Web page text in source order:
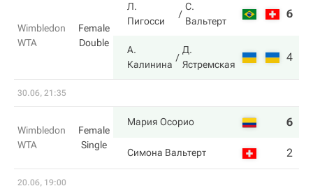
Wimbledon
WTA
Female
Double
Л.
Пигосси
С.
Вальтерт
6
А.
Калинина
Д.
Ястремская
4
30.06, 21:35
Wimbledon
WTA
Female
Single
Мария Осорио 6
Симона Вальтерт 2
20.06, 19:00